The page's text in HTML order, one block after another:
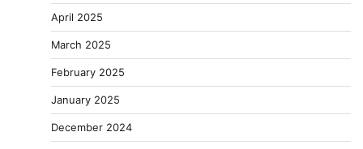
April 2025
March 2025
February 2025
January 2025
December 2024